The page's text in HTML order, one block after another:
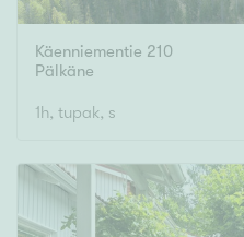
Käenniementie 210
Pälkäne
1h, tupak, s